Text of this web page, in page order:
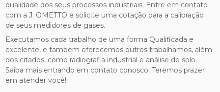
qualidade dos seus processos industriais. Entre em contato
com a J. OMETTO e solicite uma cotação para a calibração
de seus medidores de gases.
Executamos cada trabalho de uma forma Qualificada e
excelente, e também oferecemos outros trabalhamos, além
dos citados, como radiografia industrial e análise de solo.
Saiba mais entrando em contato conosco. Teremos prazer
em atender você!